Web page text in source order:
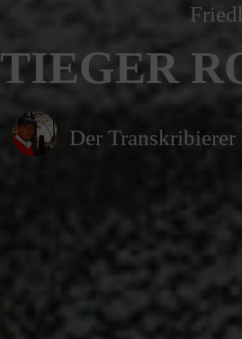
TIEGER
Der Transkribierer